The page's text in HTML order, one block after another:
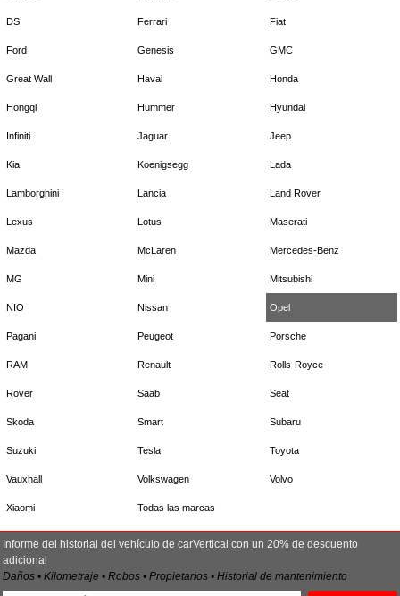
DS Ferrari Fiat
Ford Genesis GMC
Great Wall Haval Honda
Hongqi Hummer Hyundai
Infiniti Jaguar Jeep
Kia Koenigsegg Lada
Lamborghini Lancia Land Rover
Lexus Lotus Maserati
Mazda McLaren Mercedes-Benz
MG Mini Mitsubishi
NIO Nissan Opel
Pagani Peugeot Porsche
RAM Renault Rolls-Royce
Rover Saab Seat
Skoda Smart Subaru
Suzuki Tesla Toyota
Vauxhall Volkswagen Volvo
Xiaomi Todas las marcas
Informe del historial del vehículo de carVertical con un 20% de descuento
adicional
Daños • Kilometraje • Robos • Propietarios • Historial de mantenimiento